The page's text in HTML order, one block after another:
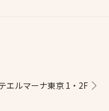
エルマーナ東京 1・2F